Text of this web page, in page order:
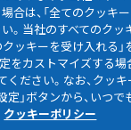
件
プライバシ
合は、「全てのクッキ
。当社のすべてのクッ
クッキーを受け入れる
をカストマイズする場
ください。なお、クッ
定」ボタンから、いつ
クッキーポリシー